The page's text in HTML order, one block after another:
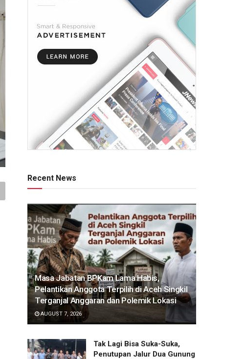
Recent News
Masa Jabatan BPKam Lama Habis,
Pelantikan Anggota Terpilih di Aceh Singkil
Terganjal Anggaran dan Polemik Lokasi‎
AUGUST 7, 2026
‎Tak Lagi Bisa Suka-Suka,
Penutupan Jalur Dua Gunung